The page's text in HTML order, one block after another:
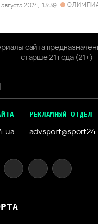
августа 2024, 13:39
сайта
старше 21 года (21+)
РЕКЛАМНЫЙ ОТДЕЛ